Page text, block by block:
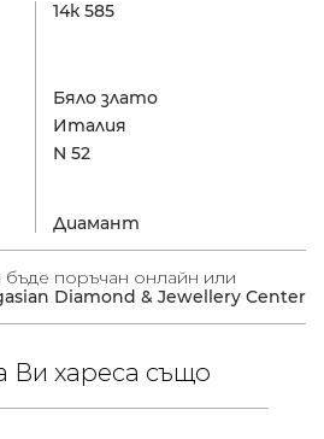
14к 585
Бяло злато
Италия
N 52
Диамант
поръчан онлайн или
Diamond & Jewellery Center
Ви хареса също